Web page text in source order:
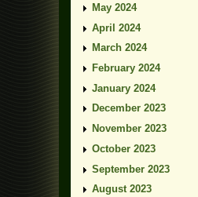
May 2024
April 2024
March 2024
February 2024
January 2024
December 2023
November 2023
October 2023
September 2023
August 2023